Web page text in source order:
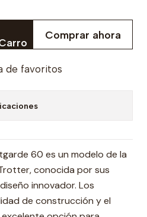
Comprar ahora
de favoritos
60 es un modelo de la
conocida por sus
innovador. Los
de construcción y el